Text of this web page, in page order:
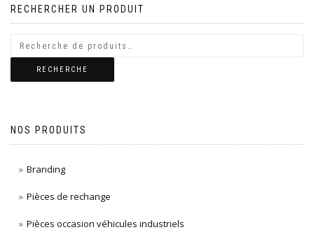
l’article
RECHERCHER UN PRODUIT
RECHERCHE
NOS PRODUITS
Branding
Pièces de rechange
Pièces occasion véhicules industriels